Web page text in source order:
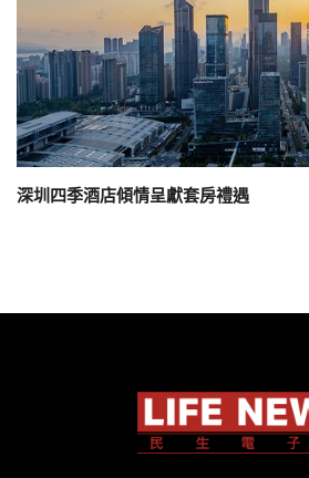
深圳四季酒店傾情呈獻套房禮遇